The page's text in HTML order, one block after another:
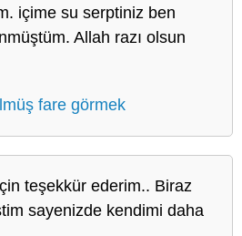
içime su serptiniz ben
Allah razı olsun
fare görmek
teşekkür ederim.. Biraz
sayenizde kendimi daha